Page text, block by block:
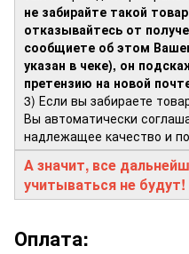
не забирайте такой
отказывайтесь от
сообщиете об этом
указан в чеке), он
претензию на новой
3) Если вы забираете
Вы автоматически
надлежащее качество и
А значит, все
учитываться не будут!
Оплата: